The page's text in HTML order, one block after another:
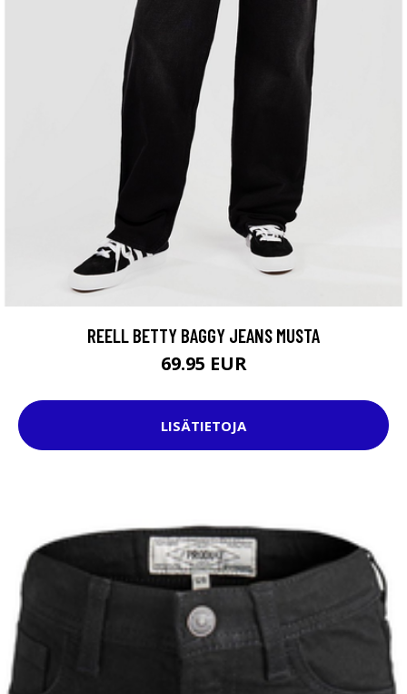
REELL BETTY BAGGY JEANS MUSTA
69.95 EUR
LISÄTIETOJA